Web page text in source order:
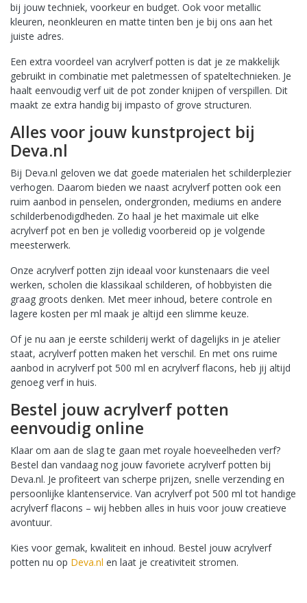
bij jouw techniek, voorkeur en budget. Ook voor metallic
kleuren, neonkleuren en matte tinten ben je bij ons aan het
juiste adres.
Een extra voordeel van acrylverf potten is dat je ze makkelijk
gebruikt in combinatie met paletmessen of spateltechnieken. Je
haalt eenvoudig verf uit de pot zonder knijpen of verspillen. Dit
maakt ze extra handig bij impasto of grove structuren.
Alles voor jouw kunstproject bij
Deva.nl
Bij Deva.nl geloven we dat goede materialen het schilderplezier
verhogen. Daarom bieden we naast acrylverf potten ook een
ruim aanbod in penselen, ondergronden, mediums en andere
schilderbenodigdheden. Zo haal je het maximale uit elke
acrylverf pot en ben je volledig voorbereid op je volgende
meesterwerk.
Onze acrylverf potten zijn ideaal voor kunstenaars die veel
werken, scholen die klassikaal schilderen, of hobbyisten die
graag groots denken. Met meer inhoud, betere controle en
lagere kosten per ml maak je altijd een slimme keuze.
Of je nu aan je eerste schilderij werkt of dagelijks in je atelier
staat, acrylverf potten maken het verschil. En met ons ruime
aanbod in acrylverf pot 500 ml en acrylverf flacons, heb jij altijd
genoeg verf in huis.
Bestel jouw acrylverf potten
eenvoudig online
Klaar om aan de slag te gaan met royale hoeveelheden verf?
Bestel dan vandaag nog jouw favoriete acrylverf potten bij
Deva.nl. Je profiteert van scherpe prijzen, snelle verzending en
persoonlijke klantenservice. Van acrylverf pot 500 ml tot handige
acrylverf flacons – wij hebben alles in huis voor jouw creatieve
avontuur.
Kies voor gemak, kwaliteit en inhoud. Bestel jouw acrylverf
potten nu op Deva.nl en laat je creativiteit stromen.